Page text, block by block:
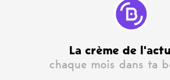
La crème de
chaque mois dans ta